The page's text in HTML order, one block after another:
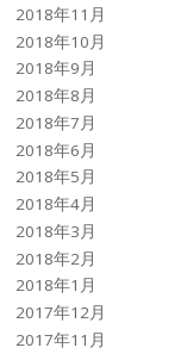
2018年11月
2018年10月
2018年9月
2018年8月
2018年7月
2018年6月
2018年5月
2018年4月
2018年3月
2018年2月
2018年1月
2017年12月
2017年11月